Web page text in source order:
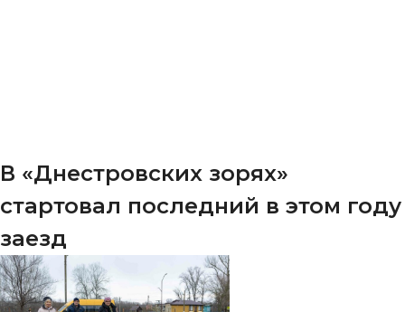
В «Днестровских зорях»
стартовал последний в этом году
заезд